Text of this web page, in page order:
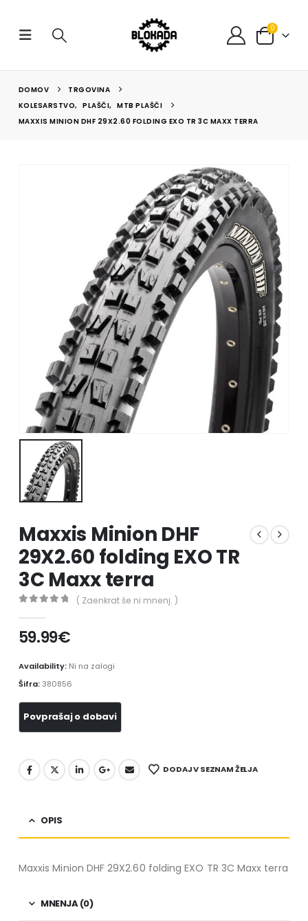
0
DOMOV
TRGOVINA
KOLESARSTVO, PLAŠČI,
MTB PLAŠČI
MAXXIS MINION DHF 29X2.60 FOLDING EXO TR 3C MAXX TERRA
Maxxis Minion DHF
29X2.60 folding EXO TR
3C Maxx terra
( Zaenkrat še ni mnenj. )
59.99€
Availability: Ni na zalogi
Šifra:380856
DODAJ V SEZNAM ŽELJA
OPIS
Maxxis Minion DHF 29X2.60 folding EXO TR 3C Maxx terra
MNENJA (0)